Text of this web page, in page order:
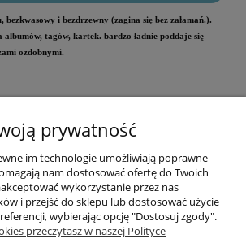
bezkwasowy i bezdrzewny (zagina się bez załamań.).
albumów, tagów, kartek. bardzo ładnie poddaje się
ozdobnymi.
Informacje
Opłaty i koszty dostawy
prywatność
im technologie umożliwiają poprawne
nam dostosować ofertę do Twoich
wykorzystanie przez nas
i przejść do sklepu lub dostosować użycie
wybierając opcję "Dostosuj zgody".
przeczytasz w naszej Polityce